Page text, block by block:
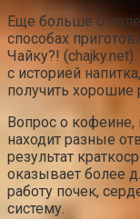
Еще больше о
способах
Чайку?!
с историей
получить хорошие
Вопрос о
находит разные
результат
оказывает более
работу почек,
систему.